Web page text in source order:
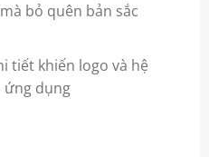
bỏ quên bản sắc
tiết khiến logo và hệ
ứng dụng